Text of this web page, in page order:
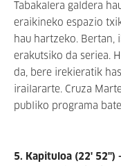
Tabakalera galdera
eraikineko espazio
hau hartzeko. Bertan,
erakutsiko da seriea.
da, bere irekieratik
irailararte. Cruza
publiko programa
5. Kapituloa (22' 52'') -